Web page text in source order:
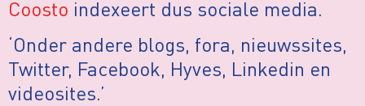
Coosto indexeert dus sociale media.
‘Onder andere blogs, fora, nieuwssites,
Twitter, Facebook, Hyves, Linkedin en
videosites.’